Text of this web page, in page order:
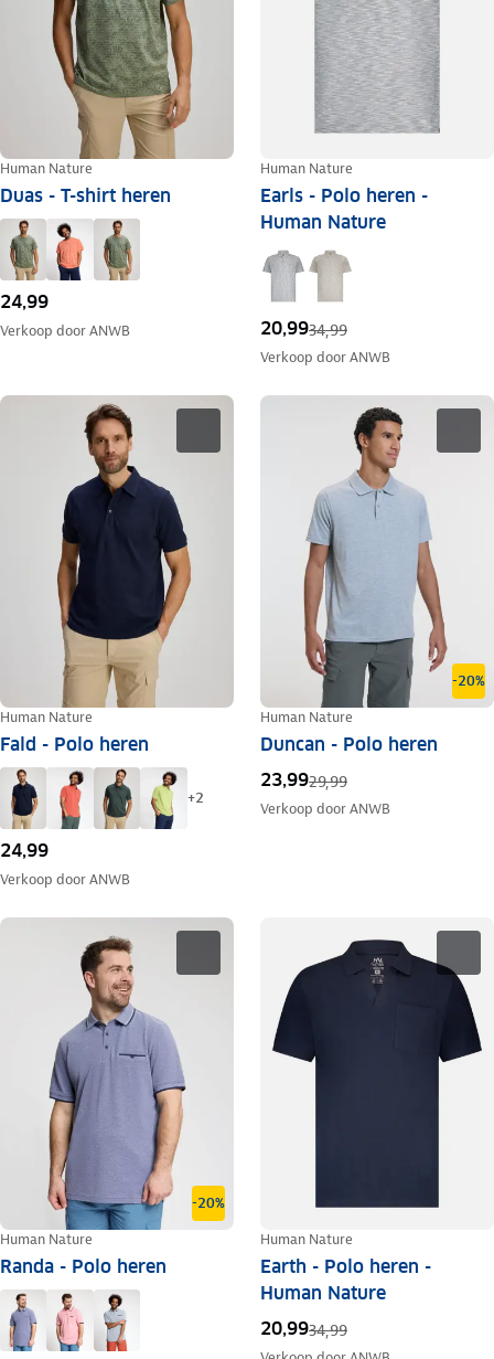
Human Nature
Duas - T-shirt heren
24,99
Verkoop doorANWB
Human Nature
Earls - Polo heren -
Human Nature
20,9934,99
Verkoop doorANWB
Human Nature
Fald - Polo heren
+2
24,99
Verkoop doorANWB
-20%
Human Nature
Duncan - Polo heren
23,9929,99
Verkoop doorANWB
-20%
Human Nature
Randa - Polo heren
Human Nature
Earth - Polo heren -
Human Nature
20,9934,99